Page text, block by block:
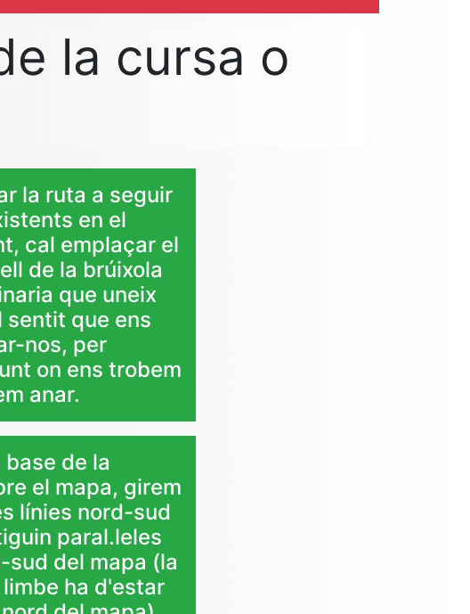
la cursa o
la ruta a seguir
en el
cal emplaçar el
de la brúixola
que uneix
sentit que ens
nos, per
on ens trobem
anar.
de la
el mapa, girem
línies nord-sud
paral.leles
sud del mapa (la
ha d'estar